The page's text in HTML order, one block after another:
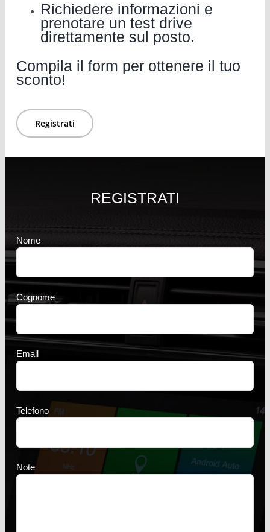
Richiedere informazioni e
prenotare un test drive
direttamente sul posto.
Compila il form per ottenere il tuo
sconto!
Registrati
REGISTRATI
Nome
Cognome
Email
Telefono
Note